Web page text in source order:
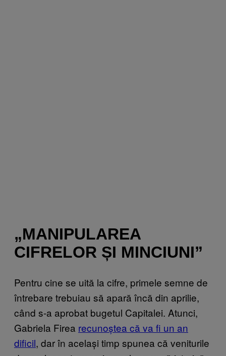
„MANIPULAREA
CIFRELOR ȘI MINCIUNI”
Pentru cine se uită la cifre, primele semne de
întrebare trebuiau să apară încă din aprilie,
când s-a aprobat bugetul Capitalei. Atunci,
Gabriela Firea recunoștea că va fi un an
dificil, dar în același timp spunea că veniturile